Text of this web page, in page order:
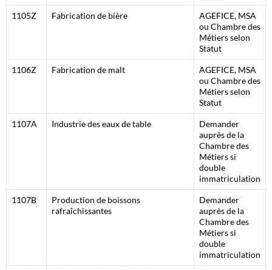
1105Z Fabrication de bière
AGEFICE, MSA
ou Chambre des
Métiers selon
Statut
1106Z Fabrication de malt
AGEFICE, MSA
ou Chambre des
Métiers selon
Statut
1107A Industrie des eaux de table
Demander
auprès de la
Chambre des
Métiers si
double
immatriculation
1107B
Production de boissons
rafraîchissantes
Demander
auprès de la
Chambre des
Métiers si
double
immatriculation